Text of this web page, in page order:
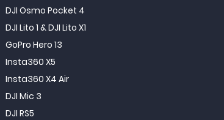
DJI Osmo Pocket 4
DJI Lito 1 & DJI Lito X1
GoPro Hero 13
Insta360 X5
Insta360 X4 Air
DJI Mic 3
DJI RS5